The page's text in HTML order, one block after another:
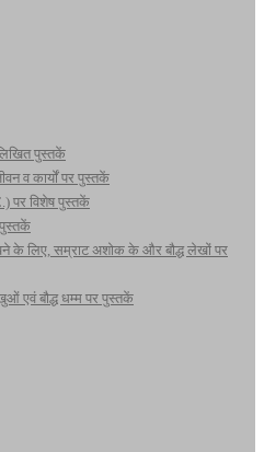
पुस्तकें
व कार्यों पर पुस्तकें
पर विशेष पुस्तकें
पुस्तकें
के लिए, सम्राट अशोक के और बौद्ध लेखों पर
एवं बौद्ध धम्म पर पुस्तकें